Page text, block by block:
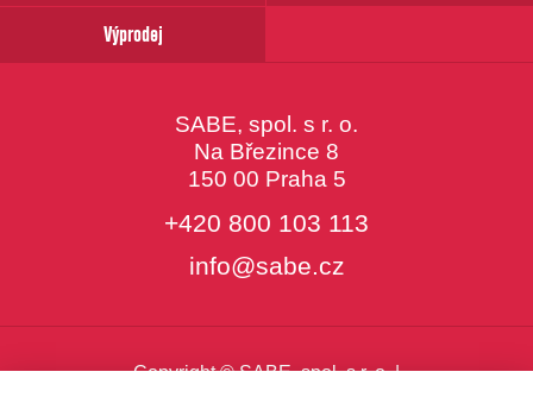
Výprodej
SABE, spol. s r. o.
Na Březince 8
150 00 Praha 5
+420 800 103 113
info@sabe.cz
Copyright © SABE, spol. s r. o. |